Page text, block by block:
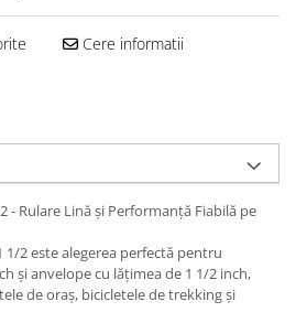
cauciucuri-
Cere informatii
- Rulare Lină și Performanță Fiabilă pe
1/2 este alegerea perfectă pentru
și anvelope cu lățimea de 1 1/2 inch,
de oraș, bicicletele de trekking și